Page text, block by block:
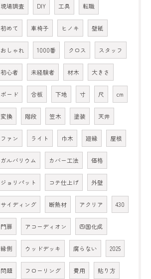
現場調査 DIY 工具 転職
初めて 車椅子 ヒノキ 壁紙
おしゃれ 1000番 クロス スタッフ
初心者 未経験者 材木 大きさ
ボード 合板 下地 寸 尺 cm
変換 階段 笠木 塗装 天井
ファン ライト 巾木 廻縁 屋根
ガルバリウム カバー工法 価格
ジョリパット コテ仕上げ 外壁
サイディング 断熱材 アクリア 430
門扉 アコーディオン 四国化成
縁側 ウッドデッキ 腐らない 2025
問題 フローリング 費用 貼り方